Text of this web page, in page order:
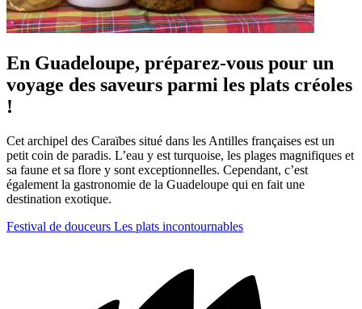
En Guadeloupe, préparez-vous pour un
voyage des saveurs parmi les plats créoles
!
Cet archipel des Caraïbes situé dans les Antilles françaises est un
petit coin de paradis. L’eau y est turquoise, les plages magnifiques et
sa faune et sa flore y sont exceptionnelles. Cependant, c’est
également la gastronomie de la Guadeloupe qui en fait une
destination exotique.
Festival de douceurs Les plats incontournables